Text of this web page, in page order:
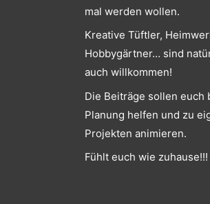
mal werden wollen.
Kreative Tüftler,
Hobbygärtner… sind
auch willkommen!
Die Beiträge sollen euch
Planung helfen und zu
Projekten animieren.
Fühlt euch wie zuhause!!!